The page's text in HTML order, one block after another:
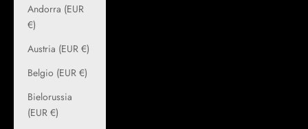
Andorra (EUR
€)
Austria (EUR €)
Belgio (EUR €)
Bielorussia
(EUR €)